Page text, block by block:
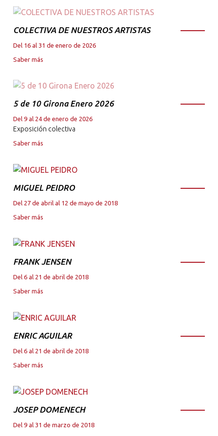
COLECTIVA DE NUESTROS ARTISTAS
Del 16 al 31 de enero de 2026
Saber más
5 de 10 Girona Enero 2026
Del 9 al 24 de enero de 2026
Exposición colectiva
Saber más
MIGUEL PEIDRO
Del 27 de abril al 12 de mayo de 2018
Saber más
FRANK JENSEN
Del 6 al 21 de abril de 2018
Saber más
ENRIC AGUILAR
Del 6 al 21 de abril de 2018
Saber más
JOSEP DOMENECH
Del 9 al 31 de marzo de 2018